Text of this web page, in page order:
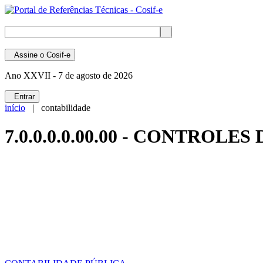
Assine o Cosif-e
Ano XXVII - 7 de agosto de 2026
Entrar
início | contabilidade
7.0.0.0.0.00.00 - CONTROLES